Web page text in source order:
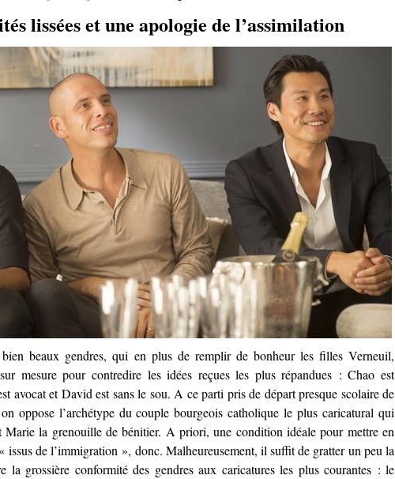
lissées et une apologie de l’assimilation
beaux gendres, qui en plus de remplir de bonheur les filles Verneuil,
mesure pour contredire les idées reçues les plus répandues : Chao est
avocat et David est sans le sou. A ce parti pris de départ presque scolaire de
oppose l’archétype du couple bourgeois catholique le plus caricatural qui
la grenouille de bénitier. A priori, une condition idéale pour mettre en
issus de l’immigration », donc. Malheureusement, il suffit de gratter un peu la
la grossière conformité des gendres aux caricatures les plus courantes : le